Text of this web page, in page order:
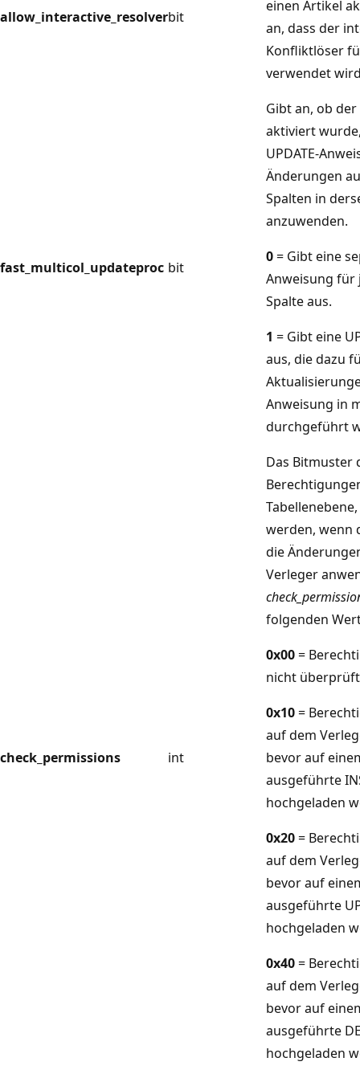
allow_interactive_resolverbit
einen Artikel
an, dass der
Konfliktlöser
verwendet
fast_multicol_updateproc bit
Gibt an, ob
aktiviert
UPDATE-
Änderungen
Spalten in
anzuwenden.
0= Gibt eine
Anweisung für
Spalte aus.
1 = Gibt eine
aus, die dazu
Anweisung in
durchgeführt
check_permissions int
Das Bitmuster
werden, wenn
die
Verleger
folgenden
0x00=
nicht
0x10=
auf dem
bevor auf
ausgeführte
hochgeladen
0x20=
auf dem
bevor auf
ausgeführte
hochgeladen
0x40=
auf dem
bevor auf
ausgeführte
hochgeladen